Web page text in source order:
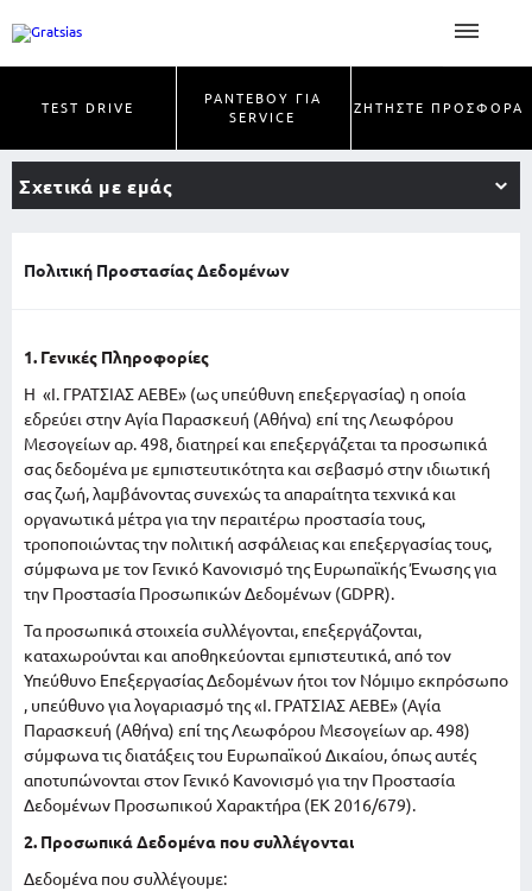
TEST DRIVE
ΡΑΝΤΕΒΟΥ ΓΙΑ
SERVICE
ΖΗΤΗΣΤΕ ΠΡΟΣΦΟΡΑ
Σχετικά με εμάς
Πολιτική Προστασίας Δεδομένων
1. Γενικές Πληροφορίες
Η «Ι. ΓΡΑΤΣΙΑΣ ΑΕΒΕ» (ως υπεύθυνη επεξεργασίας) η οποία
εδρεύει στην Αγία Παρασκευή (Αθήνα) επί της Λεωφόρου
Μεσογείων αρ. 498, διατηρεί και επεξεργάζεται τα προσωπικά
σας δεδομένα με εμπιστευτικότητα και σεβασμό στην ιδιωτική
σας ζωή, λαμβάνοντας συνεχώς τα απαραίτητα τεχνικά και
οργανωτικά μέτρα για την περαιτέρω προστασία τους,
τροποποιώντας την πολιτική ασφάλειας και επεξεργασίας τους,
σύμφωνα με τον Γενικό Κανονισμό της Ευρωπαϊκής Ένωσης για
την Προστασία Προσωπικών Δεδομένων (GDPR).
Τα προσωπικά στοιχεία συλλέγονται, επεξεργάζονται,
καταχωρούνται και αποθηκεύονται εμπιστευτικά, από τον
Υπεύθυνο Επεξεργασίας Δεδομένων ήτοι τον Νόμιμο εκπρόσωπο
, υπεύθυνο για λογαριασμό της «Ι. ΓΡΑΤΣΙΑΣ ΑΕΒΕ» (Αγία
Παρασκευή (Αθήνα) επί της Λεωφόρου Μεσογείων αρ. 498)
σύμφωνα τις διατάξεις του Ευρωπαϊκού Δικαίου, όπως αυτές
αποτυπώνονται στον Γενικό Κανονισμό για την Προστασία
Δεδομένων Προσωπικού Χαρακτήρα (ΕΚ 2016/679).
2. Προσωπικά Δεδομένα που συλλέγονται
Δεδομένα που συλλέγουμε: